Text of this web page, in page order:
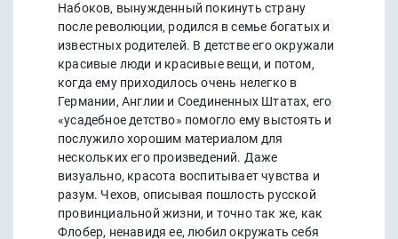
Набоков, вынужденный покинуть страну
после революции, родился в семье богатых и
известных родителей. В детстве его окружали
красивые люди и красивые вещи, и потом,
когда ему приходилось очень нелегко в
Германии, Англии и Соединенных Штатах, его
«усадебное детство» помогло ему выстоять и
послужило хорошим материалом для
нескольких его произведений. Даже
визуально, красота воспитывает чувства и
разум. Чехов, описывая пошлость русской
провинциальной жизни, и точно так же, как
Флобер, ненавидя ее, любил окружать себя